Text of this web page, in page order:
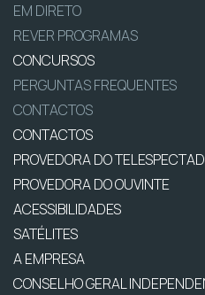
EM DIRETO
REVER PROGRAMAS
CONCURSOS
PERGUNTAS FREQUENTES
CONTACTOS
CONTACTOS
PROVEDORA DO
PROVEDORA DO OUVINTE
ACESSIBILIDADES
SATÉLITES
A EMPRESA
CONSELHO GERAL